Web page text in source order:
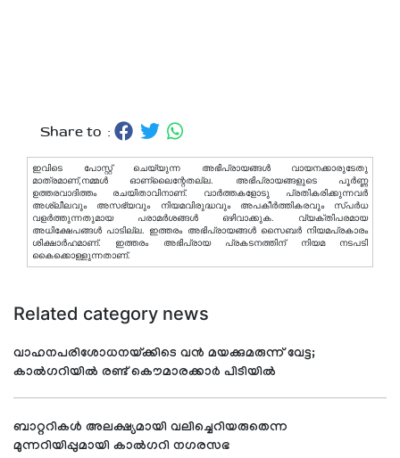
Share to :
ഇവിടെ പോസ്റ്റ് ചെയ്യുന്ന അഭിപ്രായങ്ങള്‍ വായനക്കാരുടേതു
മാത്രമാണ്,നമ്മൾ ഓണ്ലൈന്റേതല്ല. അഭിപ്രായങ്ങളുടെ പൂർണ്ണ
ഉത്തരവാദിത്തം രചയിതാവിനാണ്. വാര്‍ത്തകളോടു പ്രതികരിക്കുന്നവര്‍
അശ്ലീലവും അസഭ്യവും നിയമവിരുദ്ധവും അപകീര്‍ത്തികരവും സ്പര്‍ധ
വളര്‍ത്തുന്നതുമായ പരാമര്‍ശങ്ങള്‍ ഒഴിവാക്കുക. വ്യക്തിപരമായ
അധിക്ഷേപങ്ങള്‍ പാടില്ല. ഇത്തരം അഭിപ്രായങ്ങള്‍ സൈബര്‍ നിയമപ്രകാരം
ശിക്ഷാര്‍ഹമാണ്. ഇത്തരം അഭിപ്രായ പ്രകടനത്തിന് നിയമ നടപടി
കൈക്കൊള്ളുന്നതാണ്.
Related category news
വാഹനപരിശോധനയ്ക്കിടെ വൻ മയക്കുമരുന്ന് വേട്ട;
കാൽഗറിയിൽ രണ്ട് കൌമാരക്കാർ പിടിയിൽ
ബാറ്ററികൾ അലക്ഷ്യമായി വലിച്ചെറിയരുതെന്ന
മുന്നറിയിപ്പുമായി കാൽഗറി നഗരസഭ